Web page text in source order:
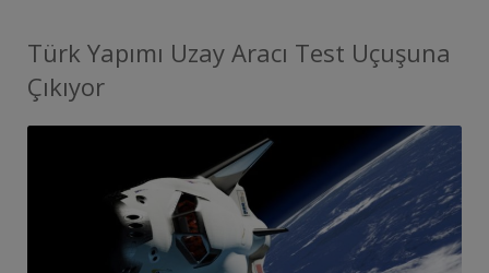
Türk Yapımı Uzay Aracı Test Uçuşuna
Çıkıyor